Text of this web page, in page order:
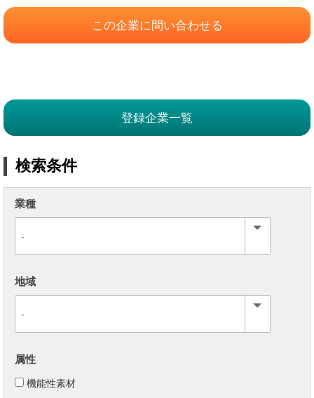
この企業に問い合わせる
登録企業一覧
検索条件
業種
地域
属性
機能性素材